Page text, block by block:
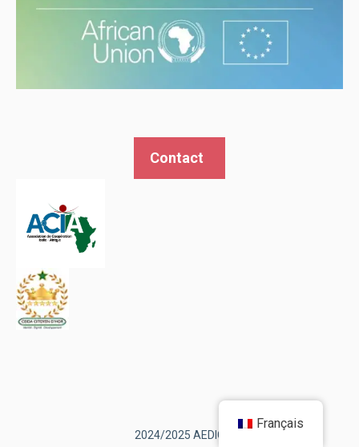
Contact
2024/2025 AEDIC
Français